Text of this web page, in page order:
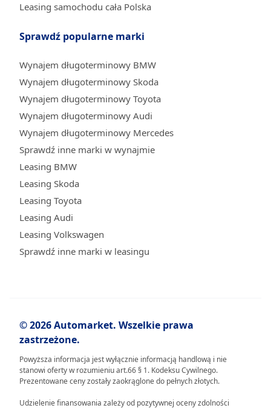
Leasing samochodu cała Polska
Sprawdź popularne marki
Wynajem długoterminowy BMW
Wynajem długoterminowy Skoda
Wynajem długoterminowy Toyota
Wynajem długoterminowy Audi
Wynajem długoterminowy Mercedes
Sprawdź inne marki w wynajmie
Leasing BMW
Leasing Skoda
Leasing Toyota
Leasing Audi
Leasing Volkswagen
Sprawdź inne marki w leasingu
© 2026 Automarket. Wszelkie prawa
zastrzeżone.
Powyższa informacja jest wyłącznie informacją handlową i nie
stanowi oferty w rozumieniu art.66 § 1. Kodeksu Cywilnego.
Prezentowane ceny zostały zaokrąglone do pełnych złotych.
Udzielenie finansowania zależy od pozytywnej oceny zdolności